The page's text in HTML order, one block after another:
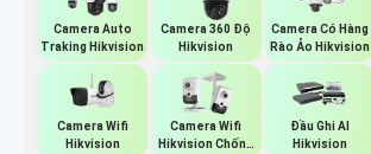
Camera Auto
Traking Hikvision
Camera 360 Độ
Hikvision
Camera Có Hàng
Rào Ảo Hikvision
Camera Wifi
Hikvision
Camera Wifi
Hikvision Chống
Đầu Ghi AI
Hikvision